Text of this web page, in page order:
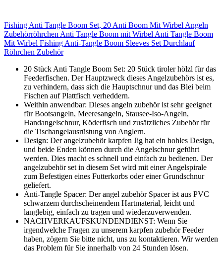
Fishing Anti Tangle Boom Set, 20 Anti Boom Mit Wirbel Angeln
Zubehörröhrchen Anti Tangle Boom mit Wirbel Anti Tangle Boom
Mit Wirbel Fishing Anti-Tangle Boom Sleeves Set Durchlauf
Röhrchen Zubehör
20 Stück Anti Tangle Boom Set: 20 Stück tiroler hölzl für das
Feederfischen. Der Hauptzweck dieses Angelzubehörs ist es,
zu verhindern, dass sich die Hauptschnur und das Blei beim
Fischen auf Plattfisch verheddern.
Weithin anwendbar: Dieses angeln zubehör ist sehr geeignet
für Bootsangeln, Meeresangeln, Stausee-Iso-Angeln,
Handangelschnur, Köderfisch und zusätzliches Zubehör für
die Tischangelausrüstung von Anglern.
Design: Der angelzubehör karpfen Jig hat ein hohles Design,
und beide Enden können durch die Angelschnur geführt
werden. Dies macht es schnell und einfach zu bedienen. Der
angelzubehör set in diesem Set wird mit einer Angelspirale
zum Befestigen eines Futterkorbs oder einer Grundschnur
geliefert.
Anti-Tangle Spacer: Der angel zubehör Spacer ist aus PVC
schwarzem durchscheinendem Hartmaterial, leicht und
langlebig, einfach zu tragen und wiederzuverwenden.
NACHVERKAUFSKUNDENDIENST: Wenn Sie
irgendwelche Fragen zu unserem karpfen zubehör Feeder
haben, zögern Sie bitte nicht, uns zu kontaktieren. Wir werden
das Problem für Sie innerhalb von 24 Stunden lösen.